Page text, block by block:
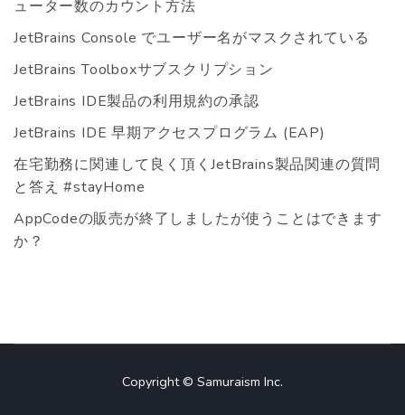
ューター数のカウント方法
JetBrains Console でユーザー名がマスクされている
JetBrains Toolboxサブスクリプション
JetBrains IDE製品の利用規約の承認
JetBrains IDE 早期アクセスプログラム (EAP)
在宅勤務に関連して良く頂くJetBrains製品関連の質問
と答え #stayHome
AppCodeの販売が終了しましたが使うことはできます
か？
Copyright © Samuraism Inc.